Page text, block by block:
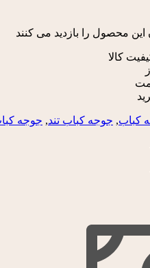
این محصول را بازدید می کنند
کالا
کباب, جوجه کباب تند, جوجه